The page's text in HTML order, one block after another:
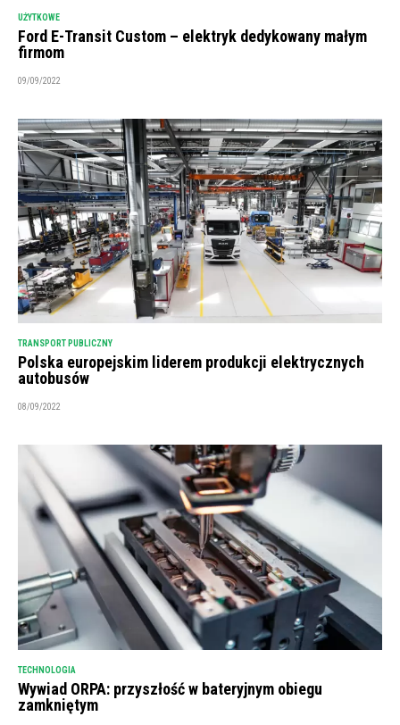
UŻYTKOWE
Ford E-Transit Custom – elektryk dedykowany małym
firmom
09/09/2022
TRANSPORT PUBLICZNY
Polska europejskim liderem produkcji elektrycznych
autobusów
08/09/2022
TECHNOLOGIA
Wywiad ORPA: przyszłość w bateryjnym obiegu
zamkniętym